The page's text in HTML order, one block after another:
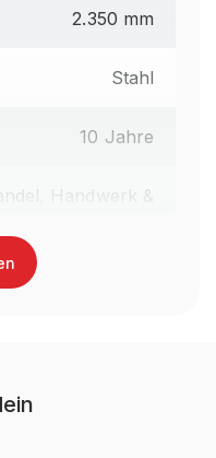
2.350 mm
Stahl
10 Jahre
Handwerk &
Fertigung, Auto &
E-Commerce &